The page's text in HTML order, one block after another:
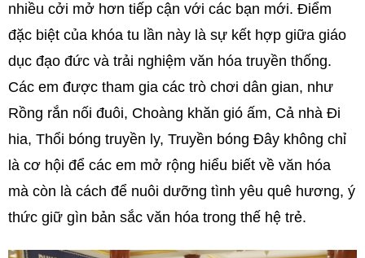
nhiều cởi mở hơn tiếp cận với các bạn mới. Điểm
đặc biệt của khóa tu lần này là sự kết hợp giữa giáo
dục đạo đức và trải nghiệm văn hóa truyền thống.
Các em được tham gia các trò chơi dân gian, như
Rồng rắn nối đuôi, Choàng khăn gió ấm, Cả nhà Đi
hia, Thổi bóng truyền ly, Truyền bóng Đây không chỉ
là cơ hội để các em mở rộng hiểu biết về văn hóa
mà còn là cách để nuôi dưỡng tình yêu quê hương, ý
thức giữ gìn bản sắc văn hóa trong thế hệ trẻ.